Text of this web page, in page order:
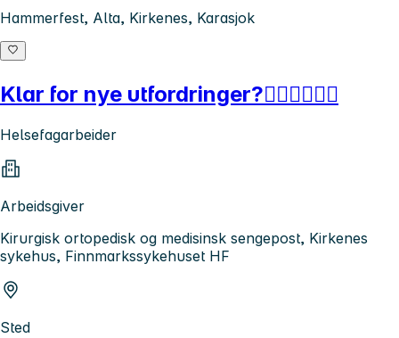
Hammerfest, Alta, Kirkenes, Karasjok
Klar for nye utfordringer?👨🏻‍⚕️👩🏻‍⚕️
Helsefagarbeider
Arbeidsgiver
Kirurgisk ortopedisk og medisinsk sengepost, Kirkenes
sykehus, Finnmarkssykehuset HF
Sted